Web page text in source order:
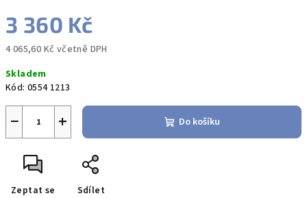
3 360 Kč
4 065,60 Kč včetně DPH
cena:
Skladem
Kód: 0554 1213
+
− Do košíku
Zeptat se Sdílet